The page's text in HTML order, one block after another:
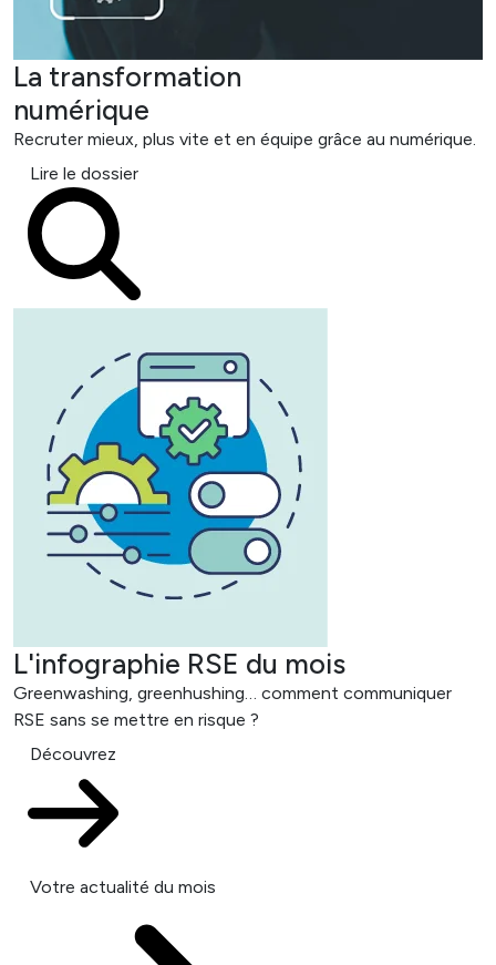
La transformation
numérique
Recruter mieux, plus vite et en équipe grâce au numérique.
Lire le dossier
L'infographie RSE du mois
Greenwashing, greenhushing… comment communiquer
RSE sans se mettre en risque ?
Découvrez
Votre actualité du mois